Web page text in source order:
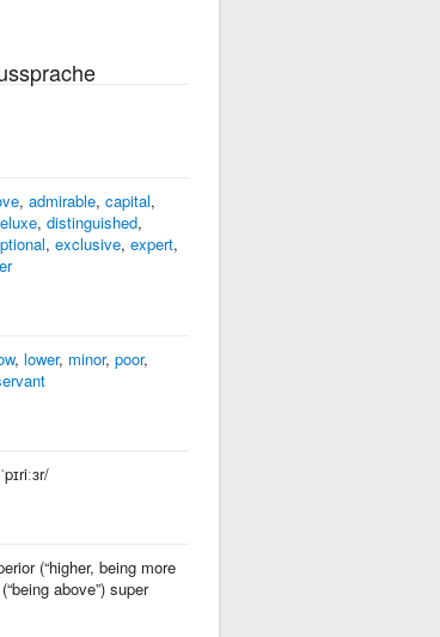
, admirable, capital,
, distinguished,
, exclusive, expert,
, lower, minor, poor,
(“higher, being more
above”) super